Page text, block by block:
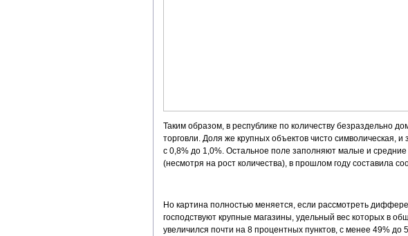
Таким образом, в республике по количеству безраздельно
торговли. Доля же крупных объектов чисто символическая,
с 0,8% до 1,0%. Остальное поле заполняют малые и
(несмотря на рост количества), в прошлом году составила
Но картина полностью меняется, если рассмотреть
господствуют крупные магазины, удельный вес которых в
увеличился почти на 8 процентных пунктов, с менее 49% до